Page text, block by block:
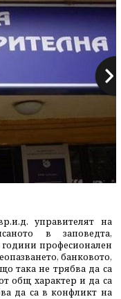
управителят на
в заповедта,
професионален
банковото,
така не трябва да са
общ характер и да са
да са в конфликт на